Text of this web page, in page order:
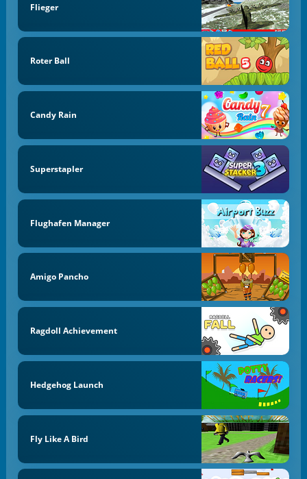
Flieger
Roter Ball
Candy Rain
Superstapler
Flughafen Manager
Amigo Pancho
Ragdoll Achievement
Hedgehog Launch
Fly Like A Bird